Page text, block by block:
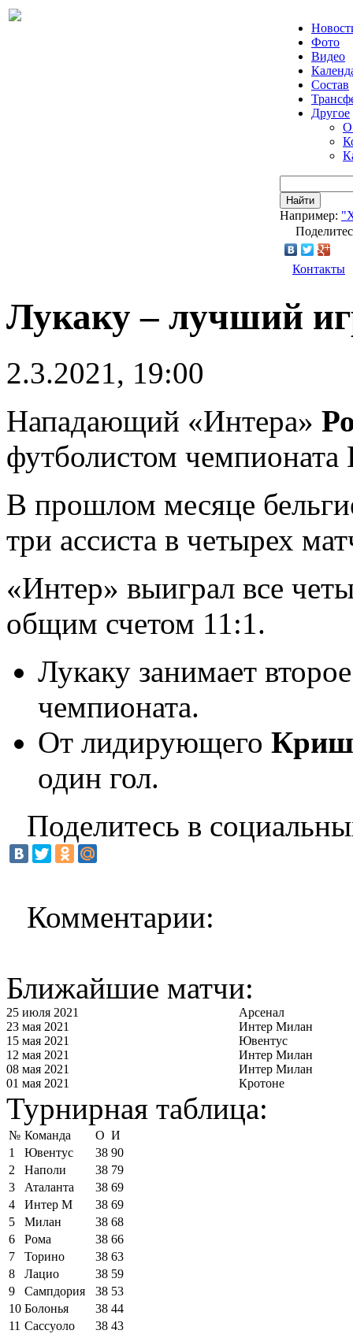
Фото
Видео
Состав
Другое
О
Найти
Например:
Контакты
Лукаку – лучший
2.3.2021, 19:00
Нападающий «Интера»
футболистом
В прошлом месяце
три ассиста в четырех
«Интер» выиграл все
общим счетом 11:1.
Лукаку занимает
чемпионата.
От лидирующего
один гол.
Поделитесь в
Комментарии:
Ближайшие матчи:
25 июля 2021
Арсенал
23 мая 2021
Интер Милан
15 мая 2021
Ювентус
12 мая 2021
Интер Милан
08 мая 2021
Интер Милан
01 мая 2021
Кротоне
Турнирная таблица:
№ Команда О И
1
Ювентус 38 90
2
Наполи 38 79
3
Аталанта 38 69
4
Интер М 38 69
5
Милан 38 68
6
Рома 38 66
7
Торино 38 63
8
Лацио 38 59
9
Сампдория 38 53
10 Болонья 38 44
11 Сассуоло 38 43